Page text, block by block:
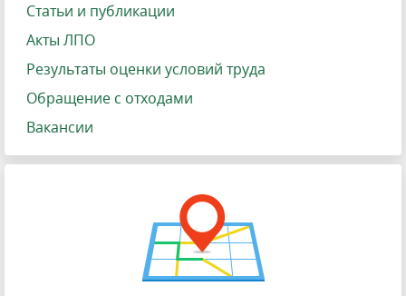
Статьи и публикации
Акты ЛПО
Результаты оценки условий труда
Обращение с отходами
Вакансии